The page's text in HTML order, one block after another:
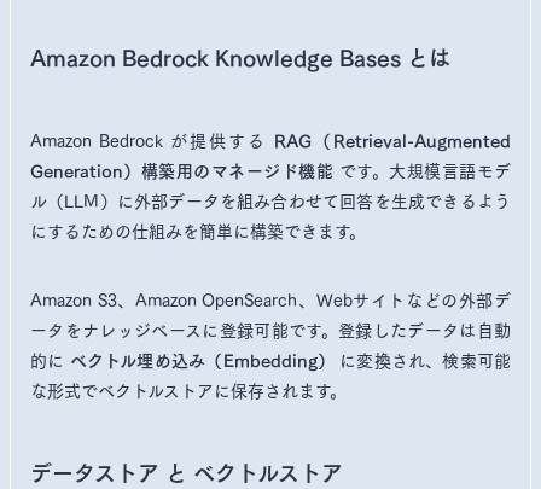
Amazon Bedrock Knowledge Bases とは
Amazon Bedrock が提供する RAG（Retrieval-Augmented
Generation）構築用のマネージド機能 です。大規模言語モデ
ル（LLM）に外部データを組み合わせて回答を生成できるよう
にするための仕組みを簡単に構築できます。
Amazon S3、Amazon OpenSearch、Webサイトなどの外部デ
ータをナレッジベースに登録可能です。登録したデータは自動
的に ベクトル埋め込み（Embedding）
に変換され、検索可能
な形式でベクトルストアに保存されます。
データストア と ベクトルストア